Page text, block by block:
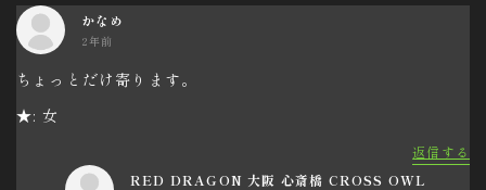
かなめ
2年前
ちょっとだけ寄ります。
★: 女
返信する
RED DRAGON 大阪 心斎橋 CROSS OWL